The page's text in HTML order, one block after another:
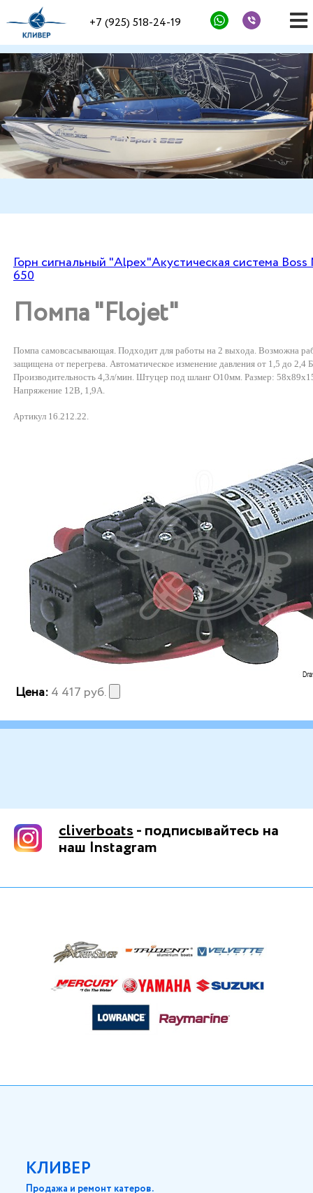
+7 (925) 518-24-19
Горн сигнальный "Alpex"Акустическая система
650
Помпа "Flojet"
Помпа самовсасывающая. Подходит для работы на 2 выхода. Возможна
защищена от перегрева. Автоматическое изменение давления от 1,5 до 2,4
Производительность 4,3л/мин. Штуцер под шланг O10мм. Размер:
Напряжение 12В, 1,9А.
Артикул 16.212.22.
Цена:4 417 руб.
cliverboats- подписывайтесь на
наш Instagram
КЛИВЕР
Продажа и ремонт катеров.